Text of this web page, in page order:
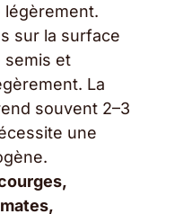
sur la surface
semis et
La
souvent 2–3
une